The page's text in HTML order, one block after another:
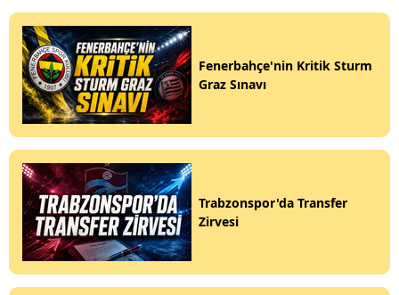
Fenerbahçe'nin Kritik Sturm
Graz Sınavı
Trabzonspor'da Transfer
Zirvesi